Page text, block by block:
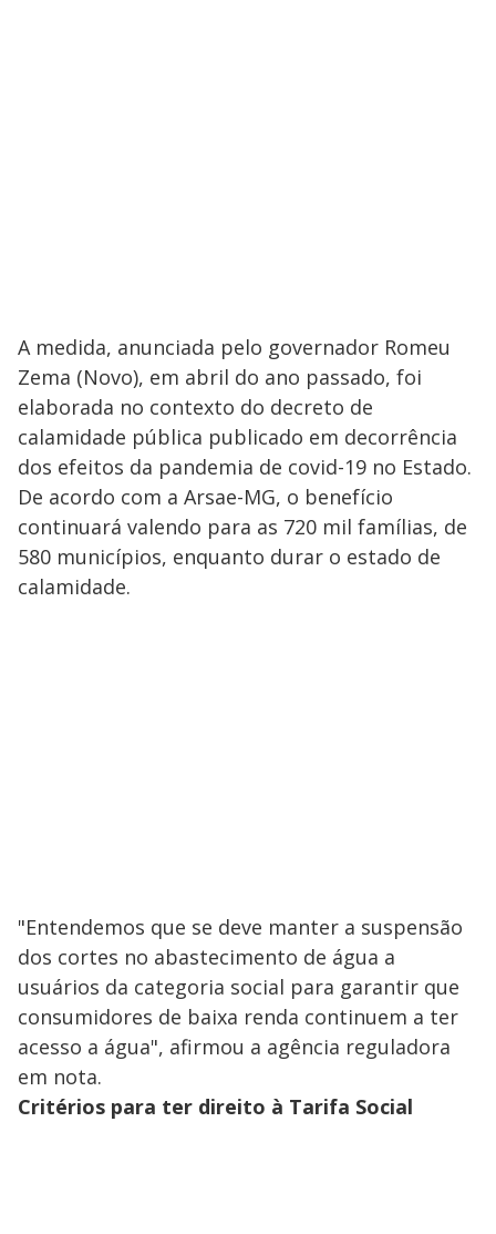
A medida, anunciada pelo governador Romeu
Zema (Novo), em abril do ano passado, foi
elaborada no contexto do decreto de
calamidade pública publicado em decorrência
dos efeitos da pandemia de covid-19 no Estado.
De acordo com a Arsae-MG, o benefício
continuará valendo para as 720 mil famílias, de
580 municípios, enquanto durar o estado de
calamidade.
"Entendemos que se deve manter a suspensão
dos cortes no abastecimento de água a
usuários da categoria social para garantir que
consumidores de baixa renda continuem a ter
acesso a água", afirmou a agência reguladora
em nota.
Critérios para ter direito à Tarifa Social